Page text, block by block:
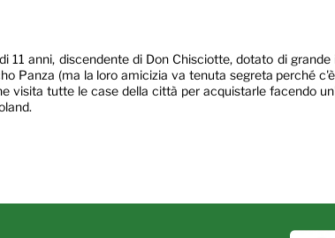
11 anni, discendente di Don Chisciotte, dotato di
Panza (ma la loro amicizia va tenuta segreta perché
visita tutte le case della città per acquistarle facendo